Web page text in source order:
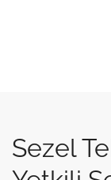
Sezel